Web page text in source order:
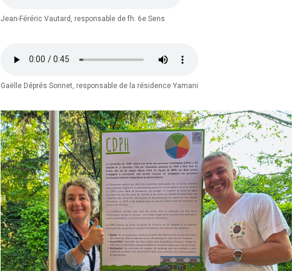
Jean-Féréric Vautard, responsable de fh. 6e Sens
Gaëlle Déprés Sonnet, responsable de la résidence Yamani